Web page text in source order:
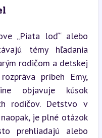
„Piata loď“ alebo
témy hľadania
rodičom a detskej
príbeh Emy,
objavuje kúsok
rodičov. Detstvo v
je plné otázok
prehliadajú alebo